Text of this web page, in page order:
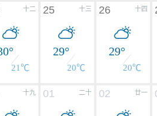
十二
21℃
十三
25
29°
20℃
十四
26
29°
20℃
十九 二十
01 廿一
02